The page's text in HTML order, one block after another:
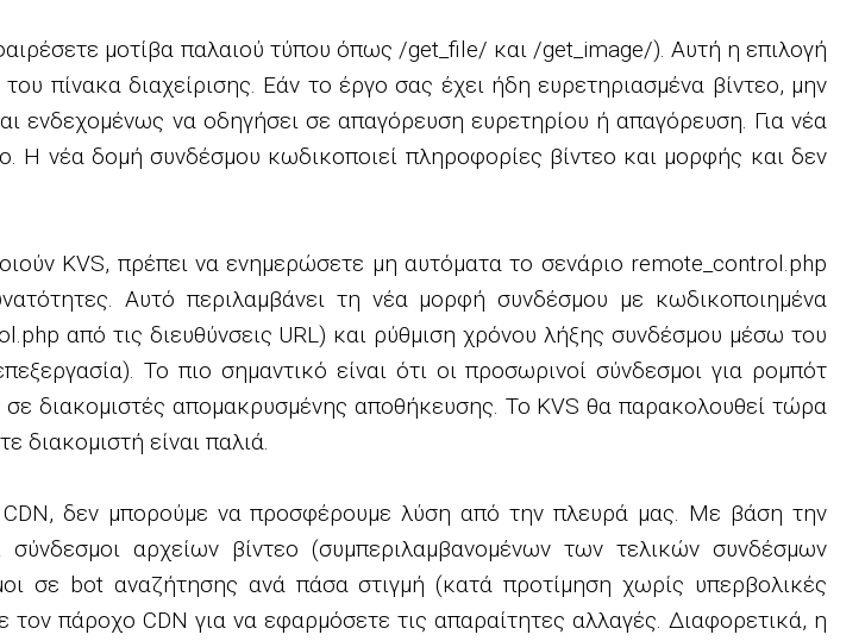
μοτίβα παλαιού τύπου όπως /get_file/ και /get_image/). Αυτή η επιλογή
πίνακα διαχείρισης. Εάν το έργο σας έχει ήδη ευρετηριασμένα βίντεο, μην
ενδεχομένως να οδηγήσει σε απαγόρευση ευρετηρίου ή απαγόρευση. Για νέα
Η νέα δομή συνδέσμου κωδικοποιεί πληροφορίες βίντεο και μορφής και δεν
KVS, πρέπει να ενημερώσετε μη αυτόματα το σενάριο remote_control.php
Αυτό περιλαμβάνει τη νέα μορφή συνδέσμου με κωδικοποιημένα
από τις διευθύνσεις URL) και ρύθμιση χρόνου λήξης συνδέσμου μέσω του
Το πιο σημαντικό είναι ότι οι προσωρινοί σύνδεσμοι για ρομπότ
σε διακομιστές απομακρυσμένης αποθήκευσης. Το KVS θα παρακολουθεί τώρα
διακομιστή είναι παλιά.
CDN, δεν μπορούμε να προσφέρουμε λύση από την πλευρά μας. Με βάση την
αρχείων βίντεο (συμπεριλαμβανομένων των τελικών συνδέσμων
σε bot αναζήτησης ανά πάσα στιγμή (κατά προτίμηση χωρίς υπερβολικές
πάροχο CDN για να εφαρμόσετε τις απαραίτητες αλλαγές. Διαφορετικά, η